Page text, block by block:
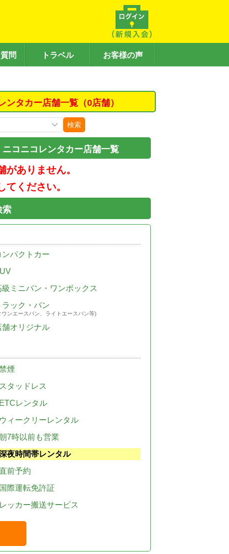
問 トラベル お客様の声
タカー店舗一覧（0店舗）
検索
コニコレンタカー店舗一覧
ありません。
ください。
索
ンパクトカー
級ミニバン・ワンボックス
ラック・バン
ウンエースバン、ライトエースバン等)
舗オリジナル
煙
スタッドレス
ETCレンタル
ウィークリーレンタル
7時以前も営業
夜時間帯レンタル
直前予約
国際運転免許証
レッカー搬送サービス